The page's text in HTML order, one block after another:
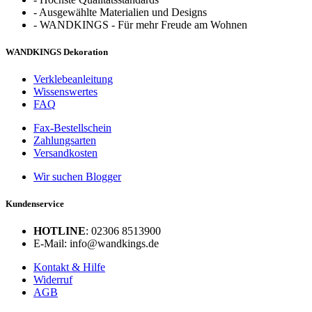
- Ausgewählte Materialien und Designs
- WANDKINGS - Für mehr Freude am Wohnen
WANDKINGS Dekoration
Verklebeanleitung
Wissenswertes
FAQ
Fax-Bestellschein
Zahlungsarten
Versandkosten
Wir suchen Blogger
Kundenservice
HOTLINE: 02306 8513900
E-Mail: info@wandkings.de
Kontakt & Hilfe
Widerruf
AGB